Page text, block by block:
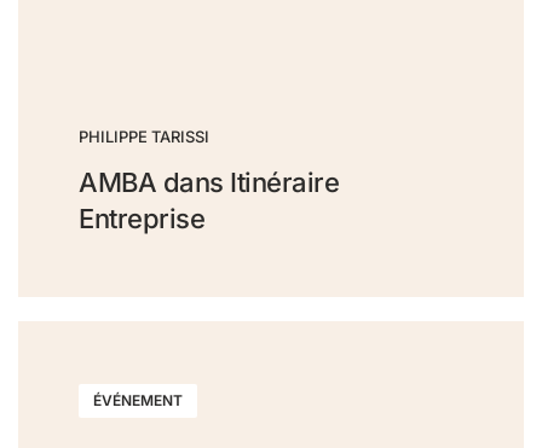
PHILIPPE TARISSI
AMBA dans Itinéraire
Entreprise
ÉVÉNEMENT